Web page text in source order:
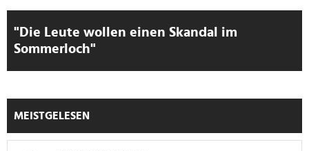
"Die Leute wollen einen Skandal im
Sommerloch"
MEISTGELESEN